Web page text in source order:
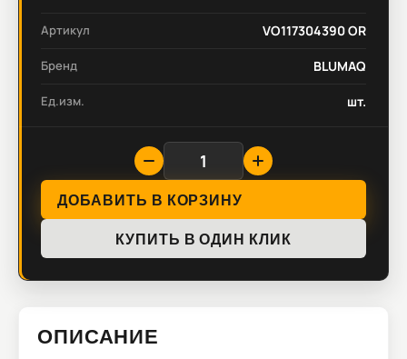
Артикул VO117304390 OR
Бренд BLUMAQ
Ед.изм. шт.
ДОБАВИТЬ В КОРЗИНУ
КУПИТЬ В ОДИН КЛИК
ОПИСАНИЕ